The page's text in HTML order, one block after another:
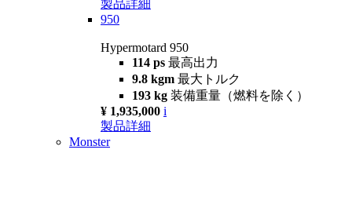
製品詳細
950
Hypermotard 950
114 ps 最高出力
9.8 kgm 最大トルク
193 kg 装備重量（燃料を除く）
¥ 1,935,000 i
製品詳細
Monster